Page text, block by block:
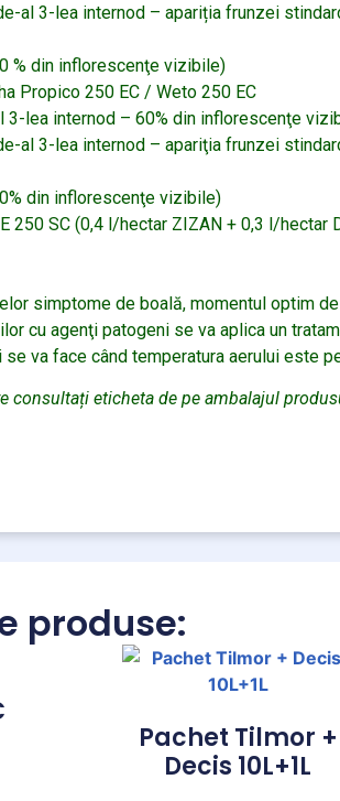
al 3-lea internod – apariția frunzei
% din inflorescenţe vizibile)
Propico 250 EC / Weto 250 EC
3-lea internod – 60% din inflorescenţe
al 3-lea internod – apariţia frunzei
din inflorescenţe vizibile)
250 SC (0,4 l/hectar ZIZAN + 0,3 l/hectar
simptome de boală, momentul optim
cu agenţi patogeni se va aplica un
va face când temperatura aerului este
consultați eticheta de pe ambalajul
produse:
Pachet Tilmor +
Decis 10L+1L